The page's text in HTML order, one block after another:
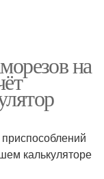
на
калькуляторе